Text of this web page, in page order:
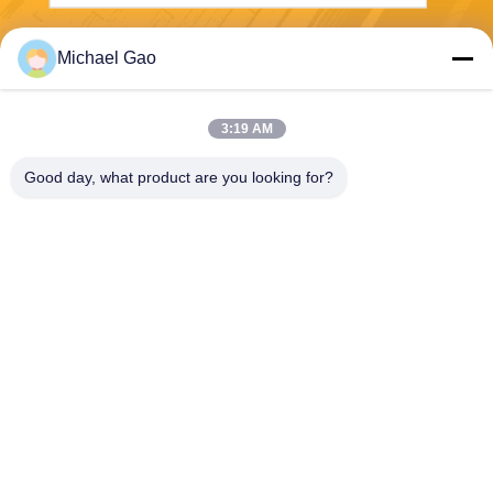
Michael Gao
3:19 AM
Good day, what product are you looking for?